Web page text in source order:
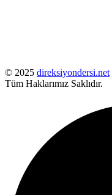
© 2025 direksiyondersi.net
Tüm Haklarımız Saklıdır.